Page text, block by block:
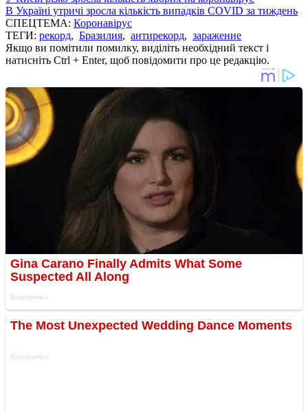
В Україні утричі зросла кількість випадків COVID за тиждень
СПЕЦТЕМА: Коронавірус
ТЕГИ: рекорд, Бразилия, антирекорд, заражение
Якщо ви помітили помилку, виділіть необхідний текст і
натисніть Ctrl + Enter, щоб повідомити про це редакцію.